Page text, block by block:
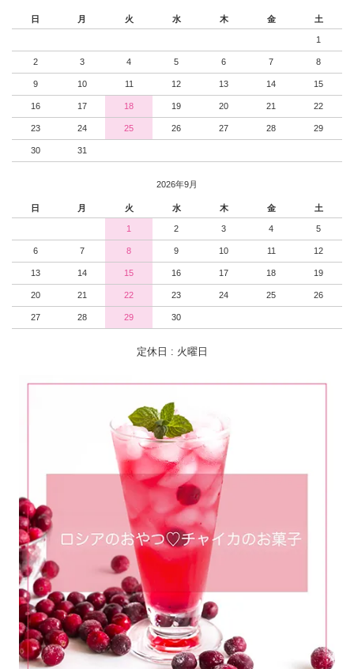
日 月 火 水 木 金 土
1
2 3 4 5 6 7 8
9 10 11 12 13 14 15
16 17 18 19 20 21 22
23 24 25 26 27 28 29
30 31
2026年9月
日 月 火 水 木 金 土
1 2 3 4 5
6 7 8 9 10 11 12
13 14 15 16 17 18 19
20 21 22 23 24 25 26
27 28 29 30
定休日 : 火曜日